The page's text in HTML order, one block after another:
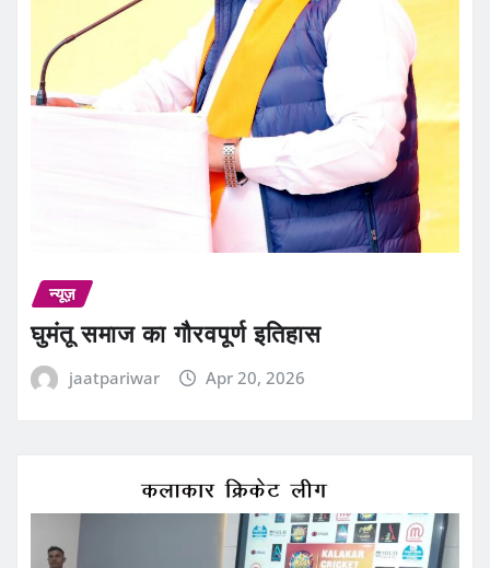
न्यूज़
घुमंतू समाज का गौरवपूर्ण इतिहास
jaatpariwar Apr 20, 2026